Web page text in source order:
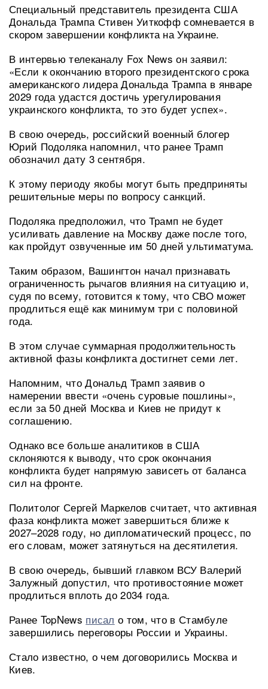
Специальный представитель президента США
Дональда Трампа Стивен Уиткофф сомневается в
скором завершении конфликта на Украине.
В интервью телеканалу Fox News он заявил:
«Если к окончанию второго президентского срока
американского лидера Дональда Трампа в январе
2029 года удастся достичь урегулирования
украинского конфликта, то это будет успех».
В свою очередь, российский военный блогер
Юрий Подоляка напомнил, что ранее Трамп
обозначил дату 3 сентября.
К этому периоду якобы могут быть предприняты
решительные меры по вопросу санкций.
Подоляка предположил, что Трамп не будет
усиливать давление на Москву даже после того,
как пройдут озвученные им 50 дней ультиматума.
Таким образом, Вашингтон начал признавать
ограниченность рычагов влияния на ситуацию и,
судя по всему, готовится к тому, что СВО может
продлиться ещё как минимум три с половиной
года.
В этом случае суммарная продолжительность
активной фазы конфликта достигнет семи лет.
Напомним, что Дональд Трамп заявив о
намерении ввести «очень суровые пошлины»,
если за 50 дней Москва и Киев не придут к
соглашению.
Однако все больше аналитиков в США
склоняются к выводу, что срок окончания
конфликта будет напрямую зависеть от баланса
сил на фронте.
Политолог Сергей Маркелов считает, что активная
фаза конфликта может завершиться ближе к
2027–2028 году, но дипломатический процесс, по
его словам, может затянуться на десятилетия.
В свою очередь, бывший главком ВСУ Валерий
Залужный допустил, что противостояние может
продлиться вплоть до 2034 года.
Ранее TopNews писал о том, что в Стамбуле
завершились переговоры России и Украины.
Стало известно, о чем договорились Москва и
Киев.